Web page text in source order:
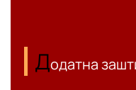
Додатна